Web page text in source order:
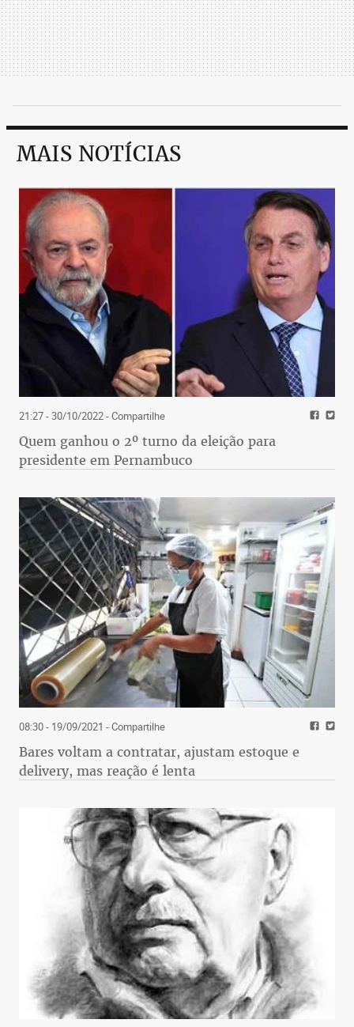
MAIS NOTÍCIAS
21:27 - 30/10/2022- Compartilhe
Quem ganhou o 2º turno da eleição para
presidente em Pernambuco
08:30 - 19/09/2021 - Compartilhe
Bares voltam a contratar, ajustam estoque e
delivery, mas reação é lenta